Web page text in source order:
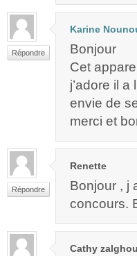
Répondre
Karine
Bonjour
Cet
j’adore il
envie de
merci et
Répondre
Renette
Bonjour , j
concours.
Cathy